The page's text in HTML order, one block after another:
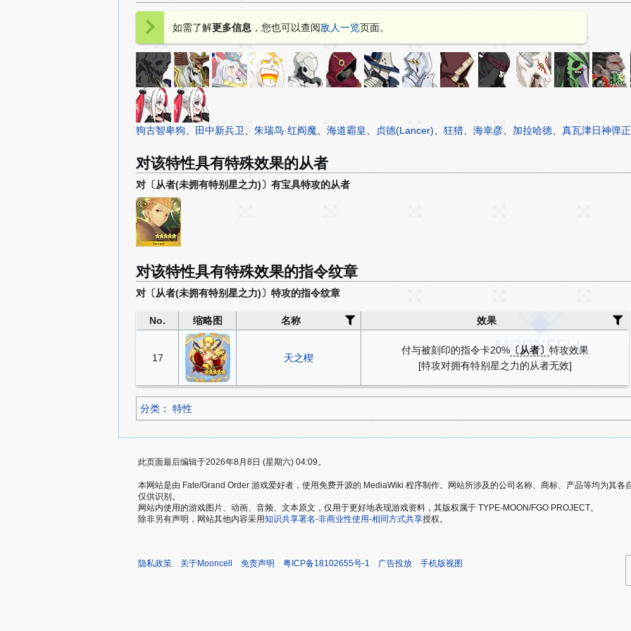
Archer
Lancer
如需了解更多信息 ，您也可以查阅敌人一览页面。
狗古智卑狗 田中新兵卫 朱瑞鸟·红阎魔 海道霸皇 贞德(Lancer) 狂猎 海幸彦 加拉哈德 真瓦津日神弹正
对该特性具有特殊效果的从者
对〔从者(未拥有特别星之力)〕有宝具特攻的从者
对该特性具有特殊效果的指令纹章
对〔从者(未拥有特别星之力)〕特攻的指令纹章
No. 缩略图 名称 效果
17 天之楔
付与被刻印的指令卡20%〔从者〕 特攻效果
[特攻对拥有特别星之力的从者无效]
分类 ：​ 特性
此页面最后编辑于2026年8月8日 (星期六) 04:09。
本网站是由 Fate/Grand Order 游戏爱好者，使用免费开源的 MediaWiki 程序制作。网站所涉及的公司名称、商标、产品等均为其各
仅供识别。
网站内使用的游戏图片、动画、音频、文本原文，仅用于更好地表现游戏资料，其版权属于 TYPE-MOON/FGO PROJECT。
除非另有声明，网站其他内容采用知识共享署名-非商业性使用-相同方式共享授权。
隐私政策 关于Mooncell 免责声明 粤ICP备18102655号-1 广告投放 手机版视图